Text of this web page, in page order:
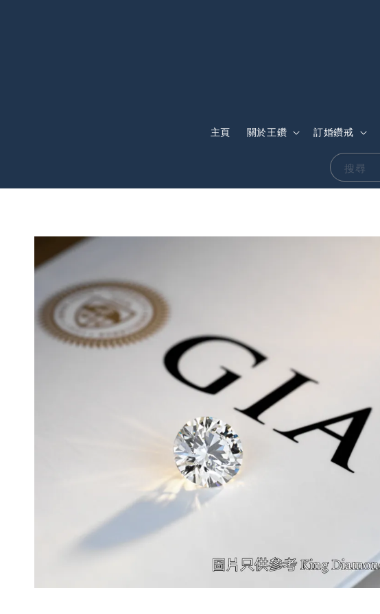
搜尋
主頁 關於王鑽 訂婚鑽戒